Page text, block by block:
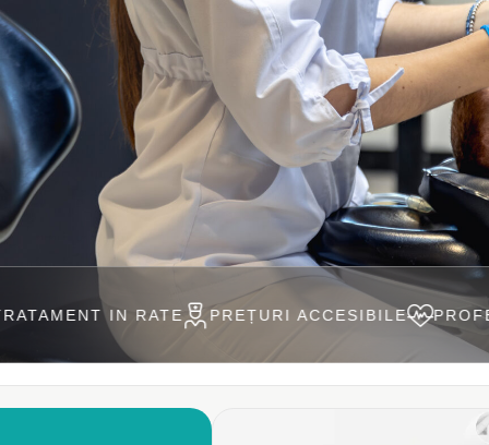
PREȚURI ACCESIBILE PROFESIONIȘTI ÎN